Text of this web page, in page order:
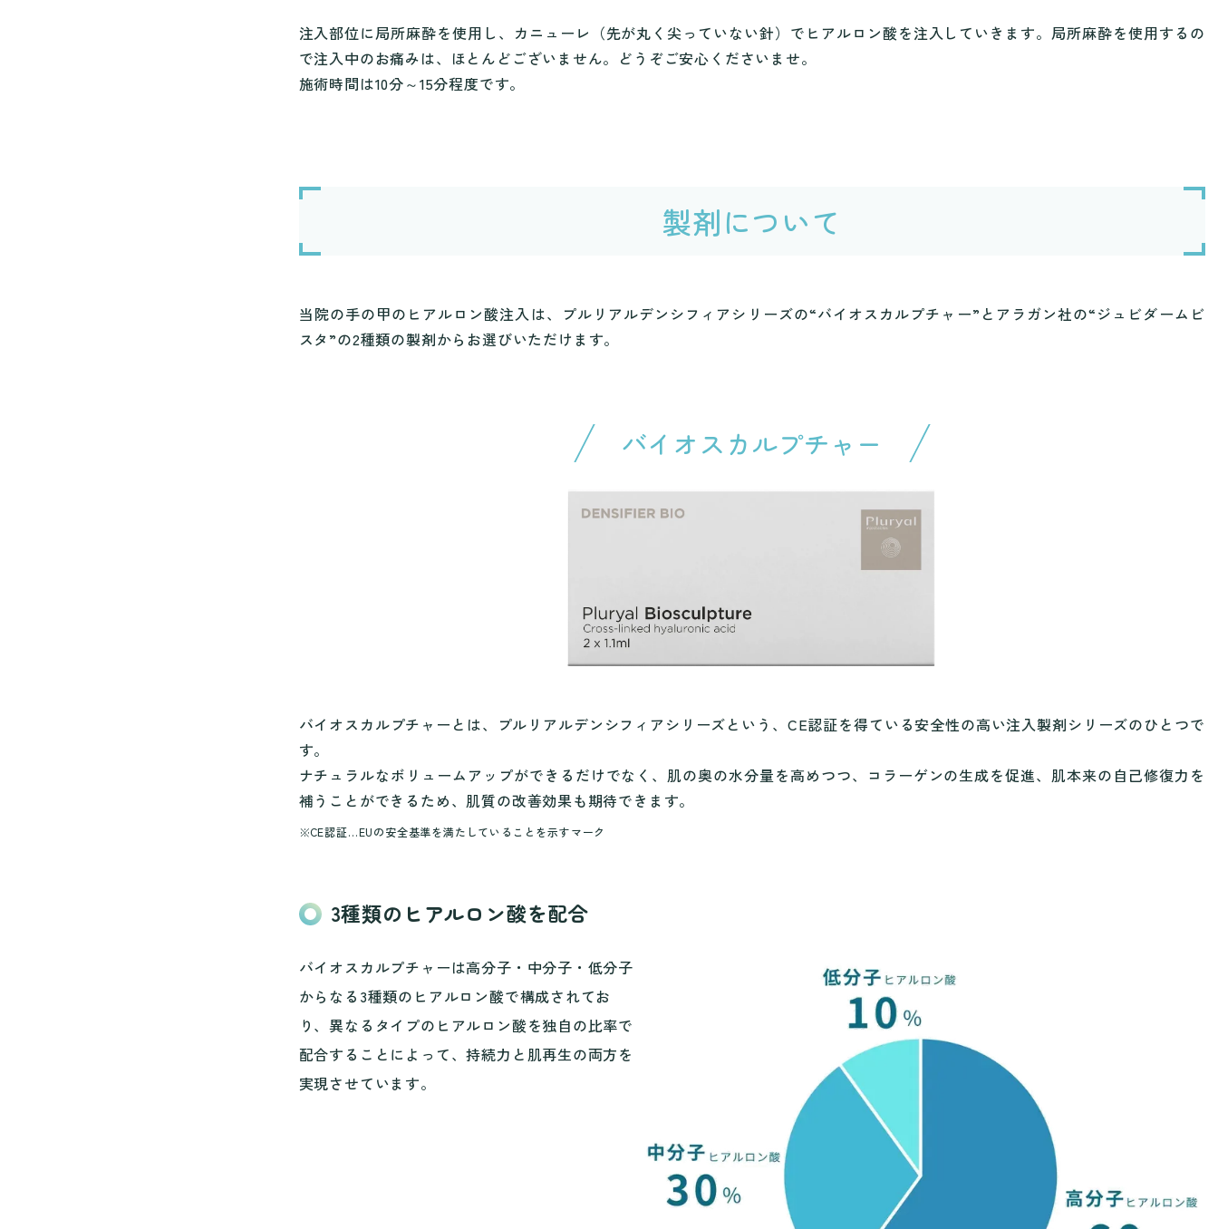
注入部位に局所麻酔を使用し、カニューレ（先が丸く尖っていない針）でヒアルロン酸を注入していきます。局所麻酔を使用するの
で注入中のお痛みは、ほとんどございません。どうぞご安心くださいませ。
施術時間は10分～15分程度です。
製剤について
当院の手の甲のヒアルロン酸注入は、プルリアルデンシフィアシリーズの“バイオスカルプチャー”とアラガン社の“ジュビダームビ
スタ”の2種類の製剤からお選びいただけます。
バイオスカルプチャー
バイオスカルプチャーとは、プルリアルデンシフィアシリーズという、CE認証を得ている安全性の高い注入製剤シリーズのひとつで
す。
ナチュラルなボリュームアップができるだけでなく、肌の奥の水分量を高めつつ、コラーゲンの生成を促進、肌本来の自己修復力を
補うことができるため、肌質の改善効果も期待できます。
CE認証…EUの安全基準を満たしていることを示すマーク
3種類のヒアルロン酸を配合
バイオスカルプチャーは高分子・中分子・低分子
からなる3種類のヒアルロン酸で構成されてお
り、異なるタイプのヒアルロン酸を独自の比率で
配合することによって、持続力と肌再生の両方を
実現させています。